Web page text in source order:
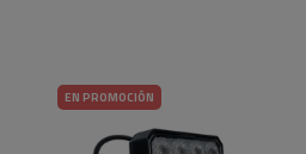
EN PROMOCIÓN